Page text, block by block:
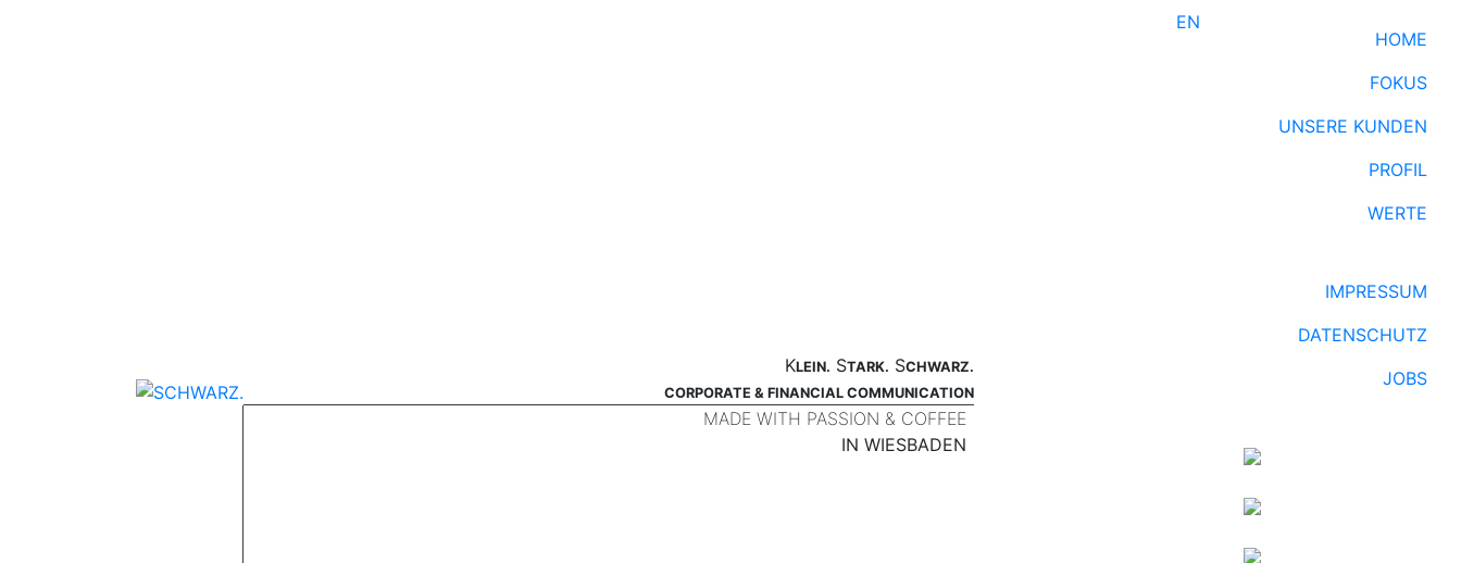
KLEIN. STARK. SCHWARZ.
CORPORATE & FINANCIAL COMMUNICATION
EN
HOME
FOKUS
UNSERE KUNDEN
PROFIL
WERTE
IMPRESSUM
DATENSCHUTZ
JOBS
MADE WITH PASSION & COFFEE
IN WIESBADEN